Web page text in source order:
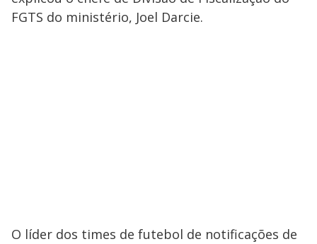
FGTS do ministério, Joel Darcie.
O líder dos times de futebol de notificações de